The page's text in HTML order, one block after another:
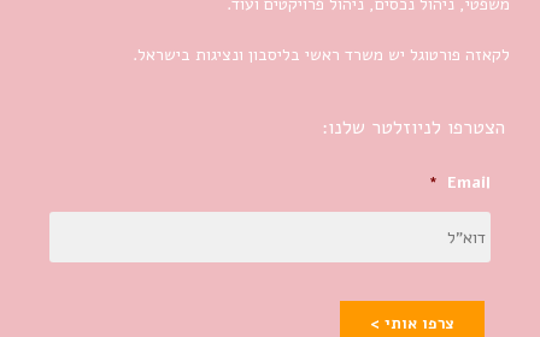
לקאזה פורטוגל יש משרד ראשי בליסבון ונציגות בישראל.
הצטרפו לניוזלטר שלנו:
Email
*
צרפו אותי >